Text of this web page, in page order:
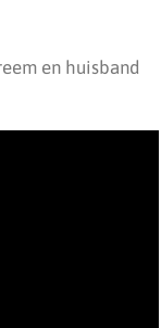
en huisband